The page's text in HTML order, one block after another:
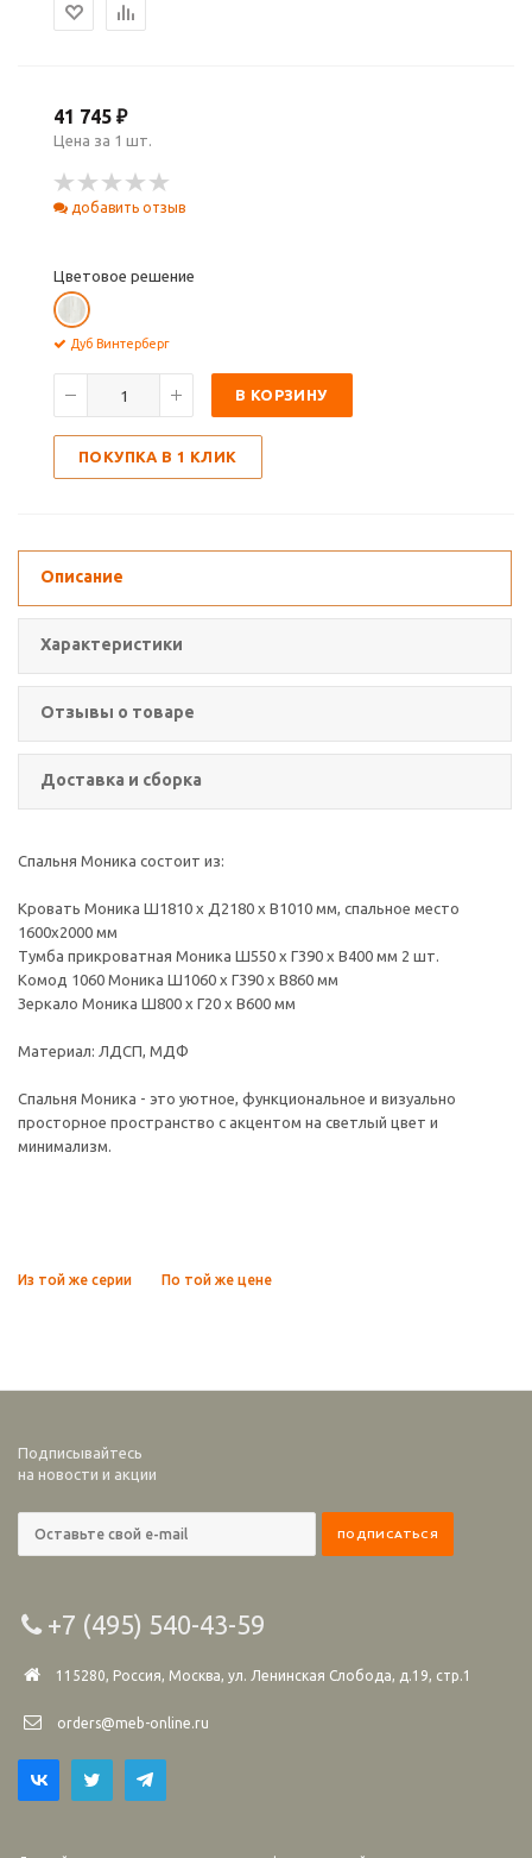
41 745 ₽
Цена за 1 шт.
добавить отзыв
Цветовое решение
Дуб Винтерберг
В КОРЗИНУ
ПОКУПКА В 1 КЛИК
Описание
Характеристики
Отзывы о товаре
Доставка и сборка
Спальня Моника состоит из:
Кровать Моника Ш1810 х Д2180 х В1010 мм, спальное место
1600х2000 мм
Тумба прикроватная Моника Ш550 х Г390 х В400 мм 2 шт.
Комод 1060 Моника Ш1060 х Г390 х В860 мм
Зеркало Моника Ш800 х Г20 х В600 мм
Материал: ЛДСП, МДФ
Спальня Моника - это уютное, функциональное и визуально
просторное пространство с акцентом на светлый цвет и
минимализм.
Из той же серии По той же цене
Подписывайтесь
на новости и акции
+7 (495) 540-43-59
115280, Россия, Москва, ул. Ленинская Слобода, д.19, стр.1
orders@meb-online.ru